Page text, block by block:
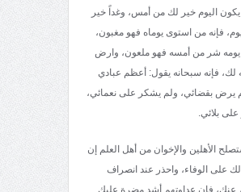
اليوم خير لك من أمس، وغداً خير
فإنه من استوى يوماه فهو مغبون،
شر من أمسه فهو ملعون، وارض
لك، فإنه سبحانه يقول: أعظم عبادي
يرض بقضائي، ولم يشكر على نعمائي،
بلائي.
الأهلين والإخوان من أهل العلم إن
لك على الوفاء، واحذر عند انصراف
عنك، فإن عداوتهم أشد مضرة عليك